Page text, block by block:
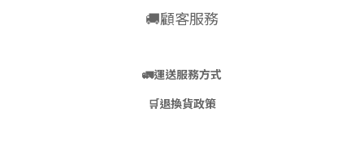
🚚顧客服務
🚛運送服務方式
🛒退換貨政策